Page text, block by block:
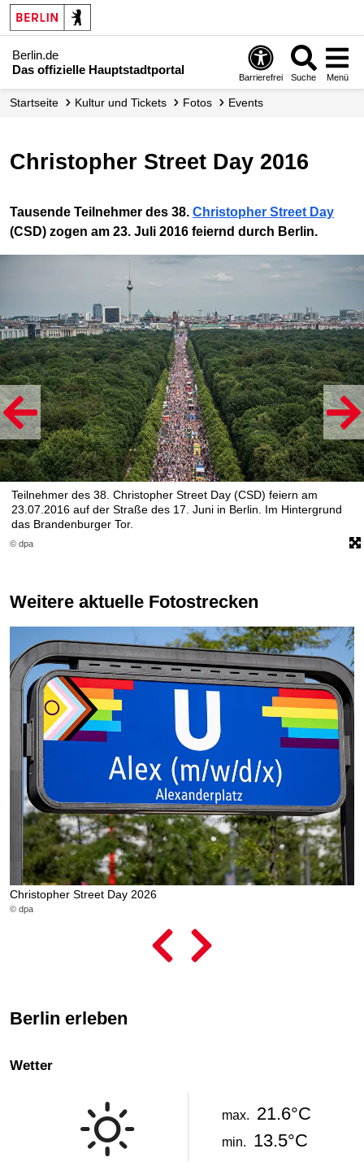
Berlin.de
Das offizielle Hauptstadtportal
Barrierefrei Suche Menü
Startseite Kultur und Tickets Fotos Events
Christopher Street Day 2016
Tausende Teilnehmer des 38. Christopher Street Day
(CSD) zogen am 23. Juli 2016 feiernd durch Berlin.
© dpa
Teilnehmer des 38. Christopher Street Day (CSD) feiern am
23.07.2016 auf der Straße des 17. Juni in Berlin. Im Hintergrund
das Brandenburger Tor.
Weitere aktuelle Fotostrecken
Christopher Street Day 2026
© dpa
Berlin erleben
Wetter
max. 21.6°C
min. 13.5°C